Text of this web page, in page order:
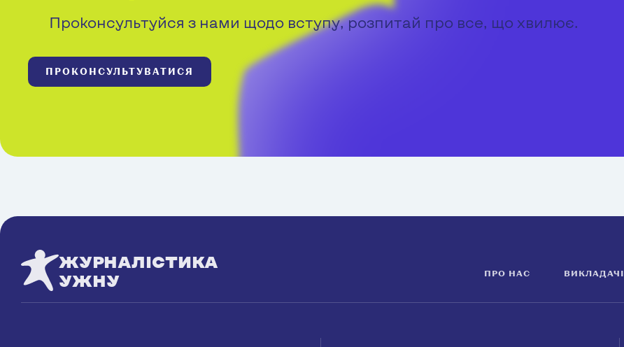
Проконсультуйся з нами щодо вступу, розпитай про все, що хвилює.
ПРОКОНСУЛЬТУВАТИСЯ
ЖУРНАЛІСТИКА
УЖНУ
ПРО НАС ВИКЛАДАЧІ